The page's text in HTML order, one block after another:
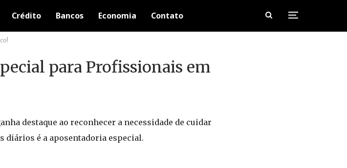
Crédito Bancos Economia Contato
para Profissionais em
destaque ao reconhecer a necessidade de cuidar
diários é a aposentadoria especial.